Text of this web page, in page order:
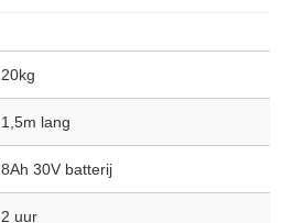
20kg
1,5m lang
8Ah 30V batterij
2 uur